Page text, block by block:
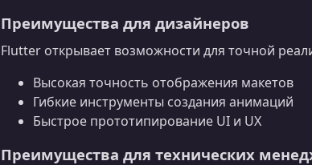
Преимущества для дизайнеров
Flutter открывает возможности для точной
Высокая точность отображения макетов
Гибкие инструменты создания анимаций
Быстрое прототипирование UI и UX
Преимущества для технических